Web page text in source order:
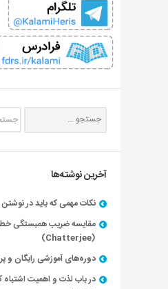
آخرین نوشته‌ها
نکات مهمی که باید در
مقایسه ضریب همبستگی
(Chatterjee)
دوره‌های آموزشی رایگان و
در باب لذت و اهمیت